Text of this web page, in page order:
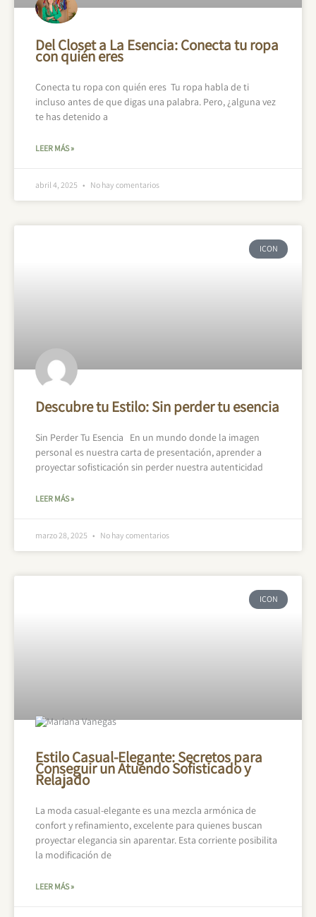
Del Closet a La Esencia: Conecta tu ropa
con quién eres
Conecta tu ropa con quién eres Tu ropa habla de ti
incluso antes de que digas una palabra. Pero, ¿alguna vez
te has detenido a
LEER MÁS »
abril 4, 2025 No hay comentarios
ICON
Descubre tu Estilo: Sin perder tu esencia
Sin Perder Tu Esencia En un mundo donde la imagen
personal es nuestra carta de presentación, aprender a
proyectar sofisticación sin perder nuestra autenticidad
LEER MÁS »
marzo 28, 2025 No hay comentarios
ICON
Estilo Casual-Elegante: Secretos para
Conseguir un Atuendo Sofisticado y
Relajado
La moda casual-elegante es una mezcla armónica de
confort y refinamiento, excelente para quienes buscan
proyectar elegancia sin aparentar. Esta corriente posibilita
la modificación de
LEER MÁS »